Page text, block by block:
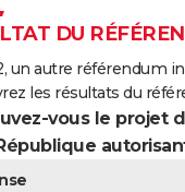
DU
un autre référendum
les résultats du
vous le projet